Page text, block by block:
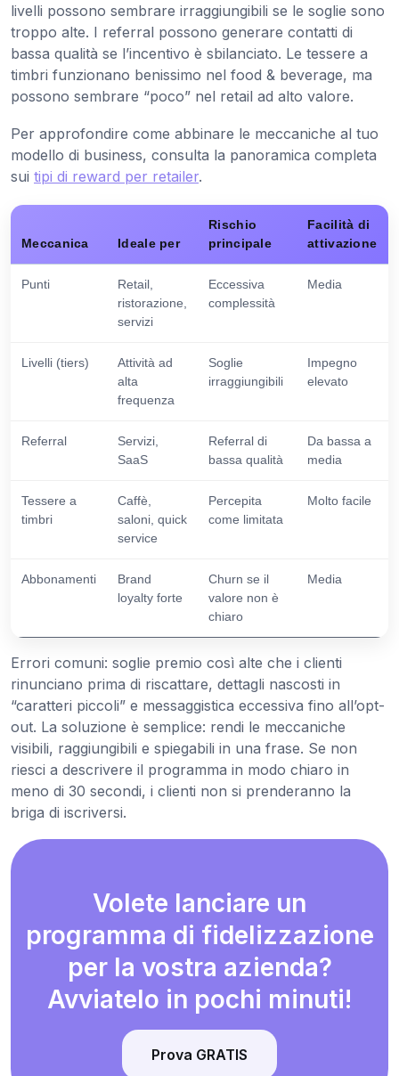
livelli possono sembrare irraggiungibili se le soglie sono
troppo alte. I referral possono generare contatti di
bassa qualità se l’incentivo è sbilanciato. Le tessere a
timbri funzionano benissimo nel food & beverage, ma
possono sembrare “poco” nel retail ad alto valore.
Per approfondire come abbinare le meccaniche al tuo
modello di business, consulta la panoramica completa
sui tipi di reward per retailer.
Meccanica Ideale per
Rischio
principale
Facilità di
attivazione
Punti
Retail,
ristorazione,
servizi
Eccessiva
complessità
Media
Livelli (tiers)
Attività ad
alta
frequenza
Soglie
irraggiungibili
Impegno
elevato
Referral
Servizi,
SaaS
Referral di
bassa qualità
Da bassa a
media
Tessere a
timbri
Caffè,
saloni, quick
service
Percepita
come limitata
Molto facile
Abbonamenti
Brand
loyalty forte
Churn se il
valore non è
chiaro
Media
Errori comuni: soglie premio così alte che i clienti
rinunciano prima di riscattare, dettagli nascosti in
“caratteri piccoli” e messaggistica eccessiva fino all’opt-
out. La soluzione è semplice: rendi le meccaniche
visibili, raggiungibili e spiegabili in una frase. Se non
riesci a descrivere il programma in modo chiaro in
meno di 30 secondi, i clienti non si prenderanno la
briga di iscriversi.
Volete lanciare un
programma di fidelizzazione
per la vostra azienda?
Avviatelo in pochi minuti!
Prova GRATIS